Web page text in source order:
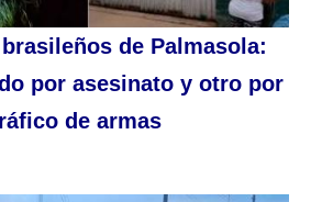
de Palmasola:
por asesinato y otro por
de armas